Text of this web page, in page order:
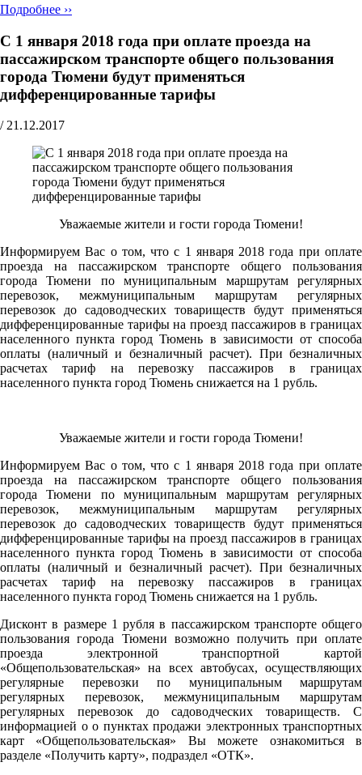
Подробнее ››
С 1 января 2018 года при оплате проезда на
пассажирском транспорте общего пользования
города Тюмени будут применяться
дифференцированные тарифы
/ 21.12.2017
Уважаемые жители и гости города Тюмени!
Информируем Вас о том, что с 1 января 2018 года при оплате
проезда на пассажирском транспорте общего пользования
города Тюмени по муниципальным маршрутам регулярных
перевозок, межмуниципальным маршрутам регулярных
перевозок до садоводческих товариществ будут применяться
дифференцированные тарифы на проезд пассажиров в границах
населенного пункта город Тюмень в зависимости от способа
оплаты (наличный и безналичный расчет). При безналичных
расчетах тариф на перевозку пассажиров в границах
населенного пункта город Тюмень снижается на 1 рубль.
Уважаемые жители и гости города Тюмени!
Информируем Вас о том, что с 1 января 2018 года при оплате
проезда на пассажирском транспорте общего пользования
города Тюмени по муниципальным маршрутам регулярных
перевозок, межмуниципальным маршрутам регулярных
перевозок до садоводческих товариществ будут применяться
дифференцированные тарифы на проезд пассажиров в границах
населенного пункта город Тюмень в зависимости от способа
оплаты (наличный и безналичный расчет). При безналичных
расчетах тариф на перевозку пассажиров в границах
населенного пункта город Тюмень снижается на 1 рубль.
Дисконт в размере 1 рубля в пассажирском транспорте общего
пользования города Тюмени возможно получить при оплате
проезда электронной транспортной картой
«Общепользовательская» на всех автобусах, осуществляющих
регулярные перевозки по муниципальным маршрутам
регулярных перевозок, межмуниципальным маршрутам
регулярных перевозок до садоводческих товариществ. С
информацией о о пунктах продажи электронных транспортных
карт «Общепользовательская» Вы можете ознакомиться в
разделе «Получить карту», подраздел «ОТК».